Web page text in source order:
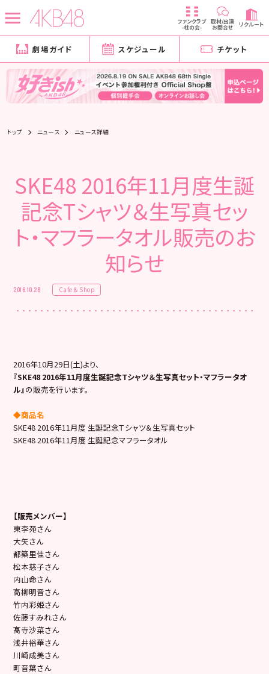
ファンクラブ
-柱の会-
取材/出演
お問合せ リクルート
劇場ガイド スケジュール チケット
トップ ニュース ニュース詳細
SKE48 2016年11月度生誕
記念Tシャツ＆生写真セッ
ト・マフラータオル販売のお
知らせ
2016.10.28 Cafe & Shop
2016年10月29日(土)より、
『SKE48 2016年11月度生誕記念Tシャツ＆生写真セット・マフラータオ
ル』の販売を行います。
◆商品名
SKE48 2016年11月度 生誕記念Ｔシャツ＆生写真セット
SKE48 2016年11月度 生誕記念マフラータオル
【販売メンバー】
東李苑さん
大矢さん
都築里佳さん
松本慈子さん
内山命さん
高柳明音さん
竹内彩姫さん
佐藤すみれさん
髙寺沙菜さん
浅井裕華さん
川崎成美さん
町音葉さん